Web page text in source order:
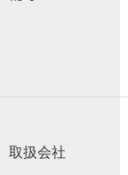
取扱会社